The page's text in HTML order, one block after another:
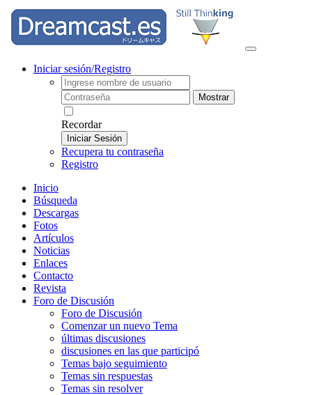
Iniciar sesión/Registro
Mostrar
Recordar
Iniciar Sesión
Recupera tu contraseña
Registro
Inicio
Búsqueda
Descargas
Fotos
Artículos
Noticias
Enlaces
Contacto
Revista
Foro de Discusión
Foro de Discusión
Comenzar un nuevo Tema
últimas discusiones
discusiones en las que participó
Temas bajo seguimiento
Temas sin respuestas
Temas sin resolver